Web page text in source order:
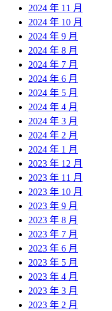
2024 年 11 月
2024 年 10 月
2024 年 9 月
2024 年 8 月
2024 年 7 月
2024 年 6 月
2024 年 5 月
2024 年 4 月
2024 年 3 月
2024 年 2 月
2024 年 1 月
2023 年 12 月
2023 年 11 月
2023 年 10 月
2023 年 9 月
2023 年 8 月
2023 年 7 月
2023 年 6 月
2023 年 5 月
2023 年 4 月
2023 年 3 月
2023 年 2 月